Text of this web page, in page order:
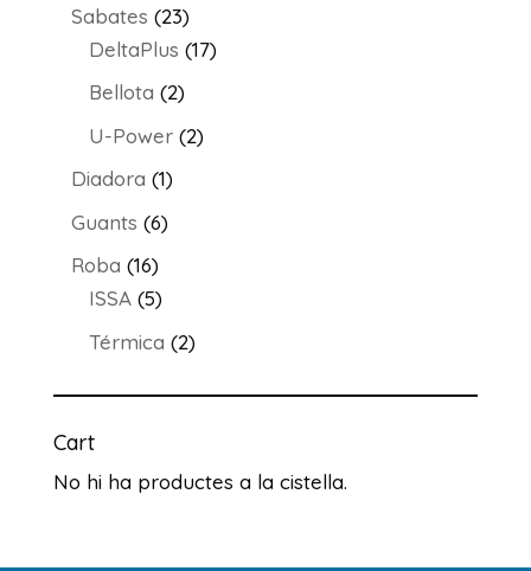
Sabates 2323
productes
DeltaPlus 1717
Bellota 22
productes
U-Power 22
Diadora 11
Guants 66
Roba 1616
productes
ISSA 55
productes
Térmica 22
Cart
No hi ha productes a la cistella.